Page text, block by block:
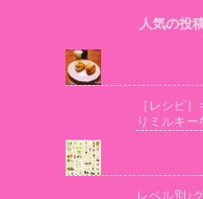
人気の投
［レシピ
りミルキー
レベル別♪